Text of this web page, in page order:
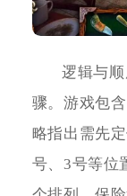
逻辑与
骤。游戏包
略指出需先
号、3号等位